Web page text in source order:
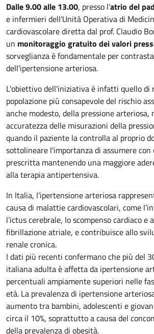
Dalle 9.00 alle 13.00, presso l'atrio del
e infermieri dell'Unità Operativa di
cardiovascolare diretta dal prof. Claudio
un monitoraggio gratuito dei valori
sorveglianza è fondamentale per
dell'ipertensione arteriosa.
L'obiettivo dell'iniziativa è infatti quello di
popolazione più consapevole del rischio
anche modesto, della pressione arteriosa,
accuratezza delle misurazioni della
quando il paziente la controlla al proprio
sottolineare l'importanza di assumere con
prescritta mantenendo una maggiore
alla terapia antipertensiva.
In Italia, l’ipertensione arteriosa
causa di malattie cardiovascolari, come
l’ictus cerebrale, lo scompenso cardiaco e
fibrillazione atriale, e contribuisce allo
renale cronica.
I dati più recenti confermano che più del
italiana adulta è affetta da ipertensione
percentuali ampiamente superiori nelle
età. La prevalenza di ipertensione
aumento tra bambini, adolescenti e
circa il 10%, soprattutto a causa del
della prevalenza di obesità.